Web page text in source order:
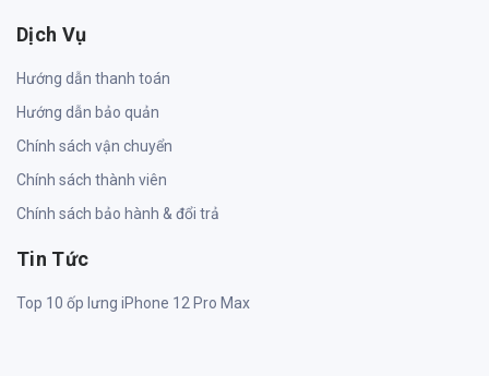
Dịch Vụ
Hướng dẫn thanh toán
Hướng dẫn bảo quản
Chính sách vận chuyển
Chính sách thành viên
Chính sách bảo hành & đổi trả
Tin Tức
Top 10 ốp lưng iPhone 12 Pro Max